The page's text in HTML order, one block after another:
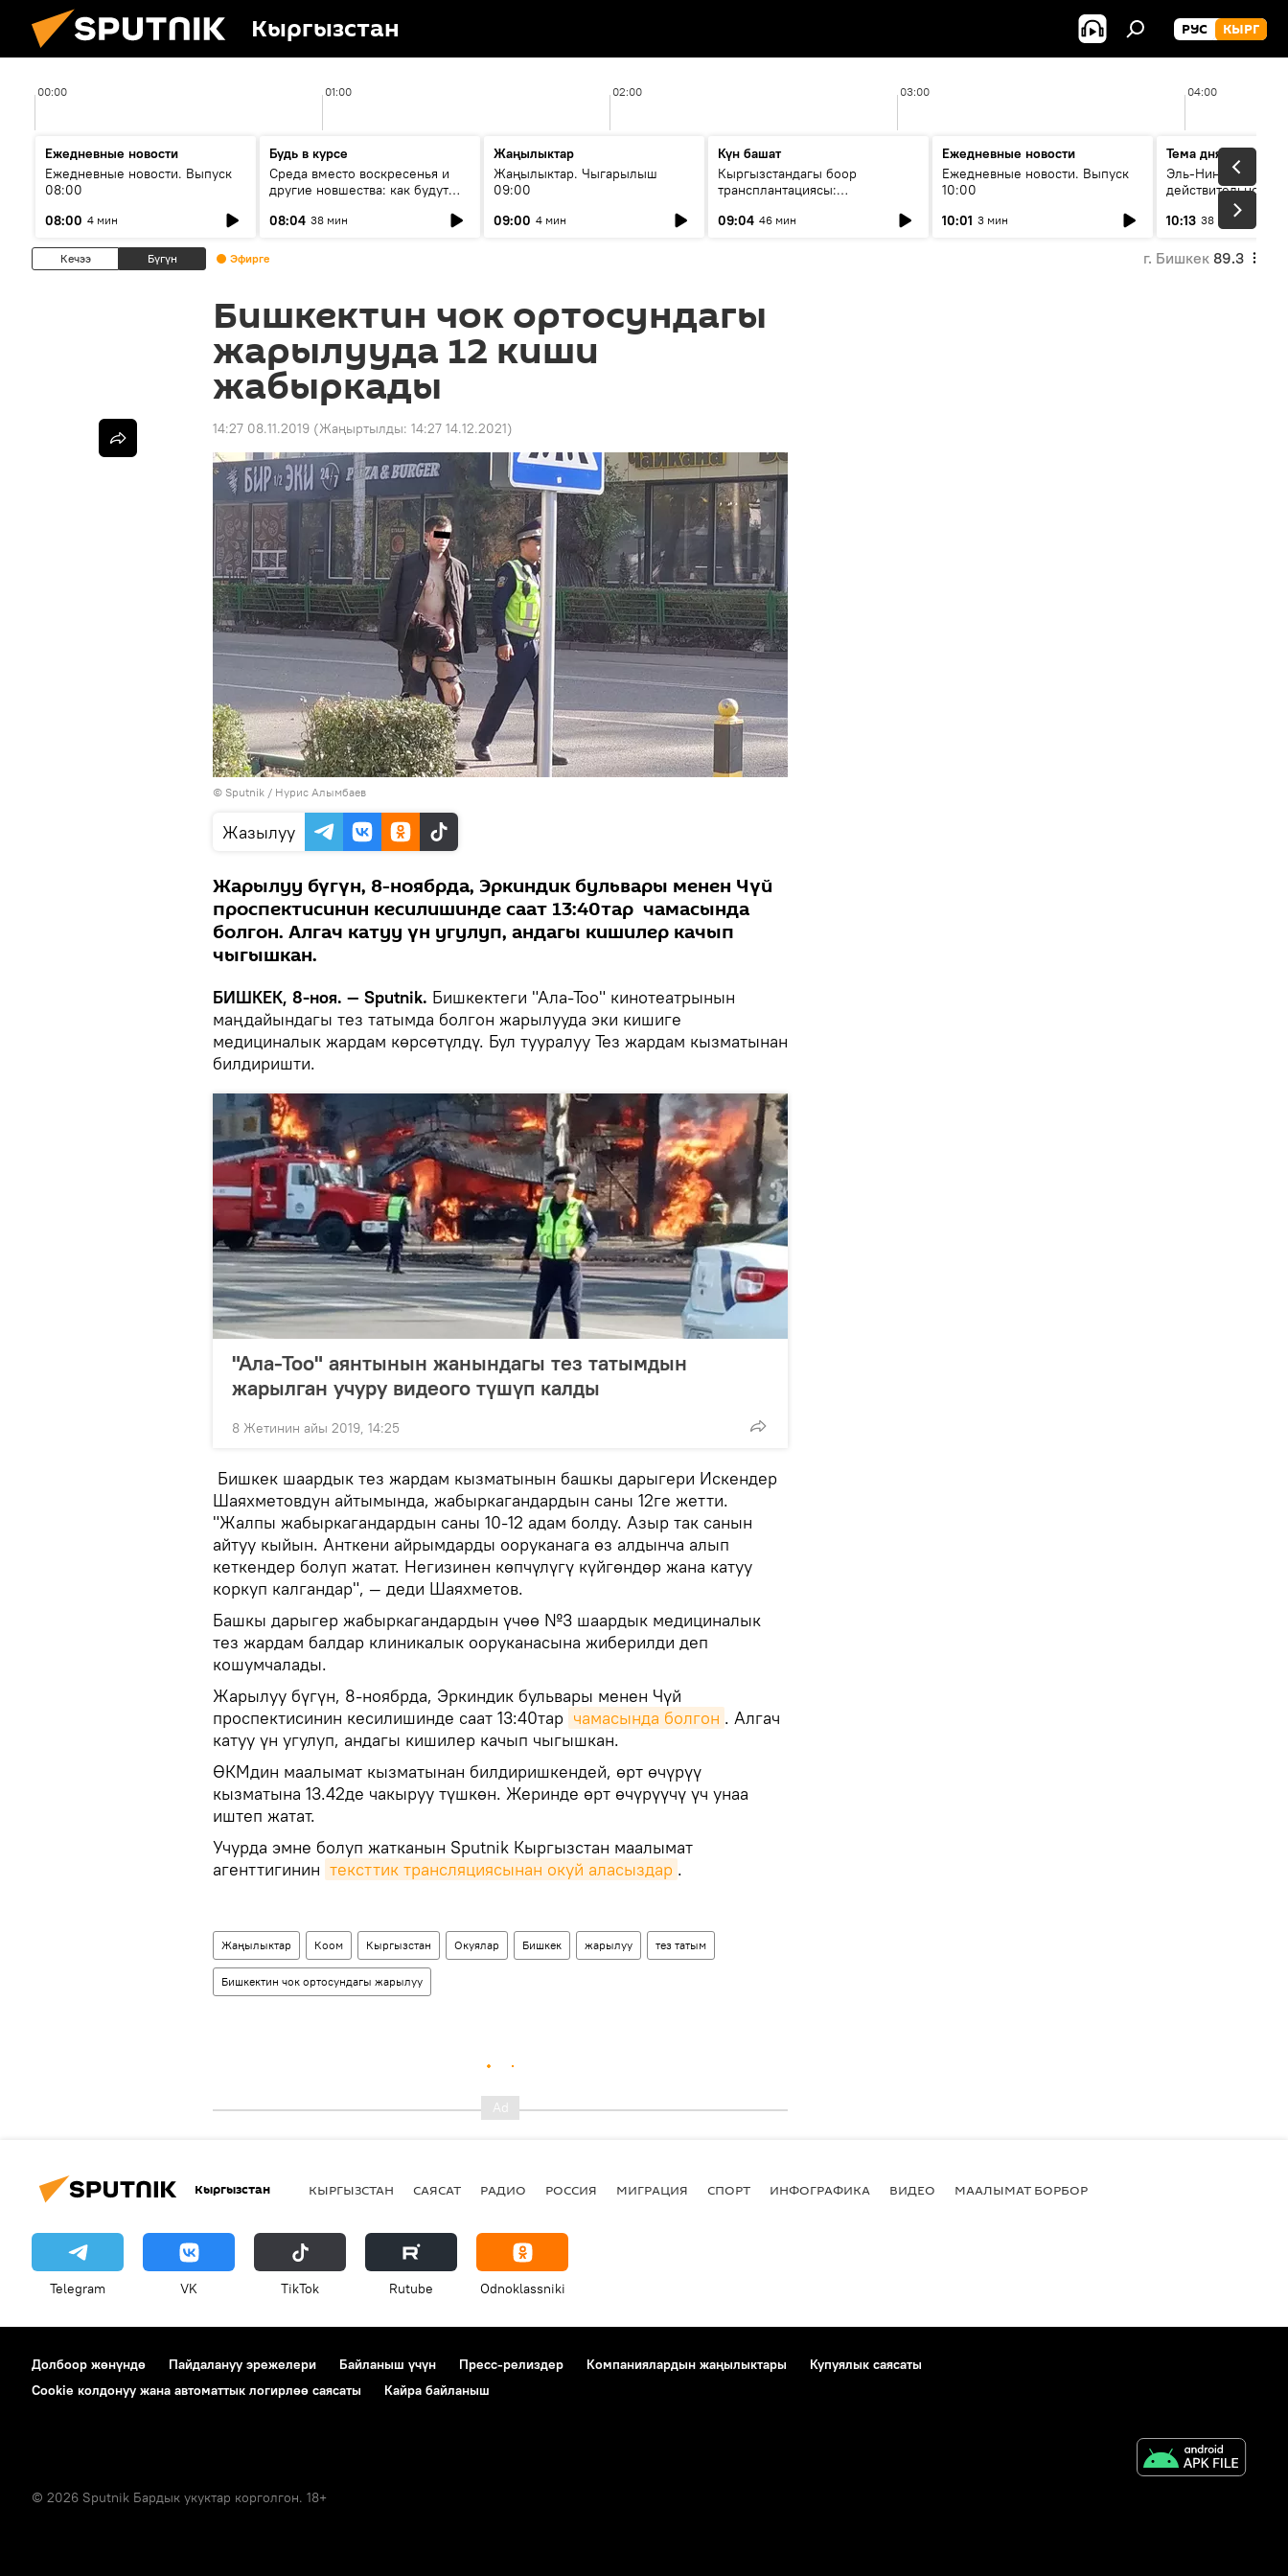
Кыргызстан РУС КЫРГ
00:00 01:00 02:00 03:00 04:00
Ежедневные новости
Ежедневные новости. Выпуск
08:00
08:00 4 мин
Будь в курсе
Среда вместо воскресенья и
другие новшества: как будут
08:04 38 мин
Жаңылыктар
Жаңылыктар. Чыгарылыш
09:00
09:00 4 мин
Күн башат
Кыргызстандагы боор
трансплантациясы:
келечеги
09:04 46 мин
Ежедневные новости
Ежедневные новости. Выпуск
10:00
10:01 3 мин
Тема дня
Эль-Ниньо, жара и
действительно
погоду в
10:13 38 мин
Кечээ Бүгүн Эфирге г. Бишкек 89.3
Бишкектин чок ортосундагы
жарылууда 12 киши
жабыркады
14:27 08.11.2019 (Жаңыртылды: 14:27 14.12.2021)
© Sputnik / Нурис Алымбаев
Жазылуу
Жарылуу бүгүн, 8-ноябрда, Эркиндик бульвары менен Чүй
проспектисинин кесилишинде саат 13:40тар чамасында
болгон. Алгач катуу үн угулуп, андагы кишилер качып
чыгышкан.
БИШКЕК, 8-ноя. — Sputnik. Бишкектеги "Ала-Тоо" кинотеатрынын
маңдайындагы тез татымда болгон жарылууда эки кишиге
медициналык жардам көрсөтүлдү. Бул тууралуу Тез жардам кызматынан
билдиришти.
"Ала-Тоо" аянтынын жанындагы тез татымдын
жарылган учуру видеого түшүп калды
8 Жетинин айы 2019, 14:25
Бишкек шаардык тез жардам кызматынын башкы дарыгери Искендер
Шаяхметовдун айтымында, жабыркагандардын саны 12ге жетти.
"Жалпы жабыркагандардын саны 10-12 адам болду. Азыр так санын
айтуу кыйын. Анткени айрымдарды ооруканага өз алдынча алып
кеткендер болуп жатат. Негизинен көпчүлүгү күйгөндөр жана катуу
коркуп калгандар", — деди Шаяхметов.
Башкы дарыгер жабыркагандардын үчөө №3 шаардык медициналык
тез жардам балдар клиникалык ооруканасына жиберилди деп
кошумчалады.
Жарылуу бүгүн, 8-ноябрда, Эркиндик бульвары менен Чүй
проспектисинин кесилишинде саат 13:40тар чамасында болгон . Алгач
катуу үн угулуп, андагы кишилер качып чыгышкан.
ӨКМдин маалымат кызматынан билдиришкендей, өрт өчүрүү
кызматына 13.42де чакыруу түшкөн. Жеринде өрт өчүрүүчү үч унаа
иштеп жатат.
Учурда эмне болуп жатканын Sputnik Кыргызстан маалымат
агенттигинин тексттик трансляциясынан окуй аласыздар .
Жаңылыктар Коом Кыргызстан Окуялар Бишкек жарылуу тез татым
Бишкектин чок ортосундагы жарылуу
Кыргызстан КЫРГЫЗСТАН САЯСАТ РАДИО РОССИЯ МИГРАЦИЯ СПОРТ ИНФОГРАФИКА ВИДЕО МААЛЫМАТ БОРБОР
Telegram VK ТikТоk Rutube Odnoklassniki
Долбоор жөнүндө Пайдалануу эрежелери Байланыш үчүн Пресс-релиздер Компаниялардын жаңылыктары
Купуялык саясаты
Cookie колдонуу жана автоматтык логирлөө саясаты
Кайра байланыш
© 2026 Sputnik Бардык укуктар корголгон. 18+